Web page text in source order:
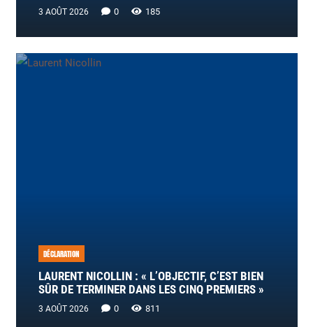
3 AOÛT 2026 0 185
DÉCLARATION
LAURENT NICOLLIN : « L’OBJECTIF, C’EST BIEN
SÛR DE TERMINER DANS LES CINQ PREMIERS »
3 AOÛT 2026 0 811